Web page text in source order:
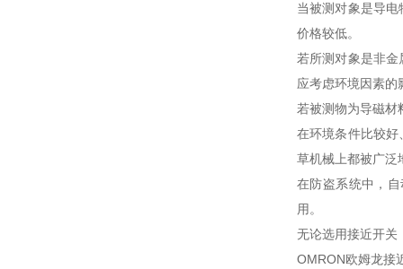
当被测对象是导
价格较低。
若所测对象是非
应考虑环境因素的
若被测物为导磁材
在环境条件比较
草机械上都被广泛
在防盗系统中，
用。
无论选用接近开关
OMRON欧姆龙接